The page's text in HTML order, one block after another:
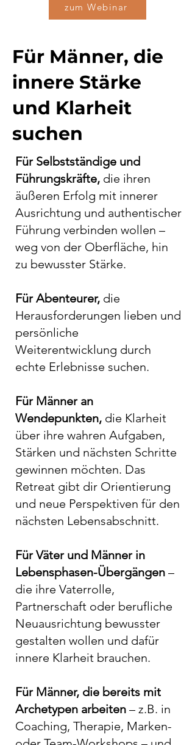
zum Webinar
Für Männer, die
innere Stärke
und Klarheit
suchen
Für Selbstständige und
Führungskräfte, die ihren
äußeren Erfolg mit innerer
Ausrichtung und authentischer
Führung verbinden wollen –
weg von der Oberfläche, hin
zu bewusster Stärke.
Für Abenteurer, die
Herausforderungen lieben und
persönliche
Weiterentwicklung durch
echte Erlebnisse suchen.
Für Männer an
Wendepunkten, die Klarheit
über ihre wahren Aufgaben,
Stärken und nächsten Schritte
gewinnen möchten. Das
Retreat gibt dir Orientierung
und neue Perspektiven für den
nächsten Lebensabschnitt.
Für Väter und Männer in
Lebensphasen-Übergängen –
die ihre Vaterrolle,
Partnerschaft oder berufliche
Neuausrichtung bewusster
gestalten wollen und dafür
innere Klarheit brauchen.
Für Männer, die bereits mit
Archetypen arbeiten – z.B. in
Coaching, Therapie, Marken-